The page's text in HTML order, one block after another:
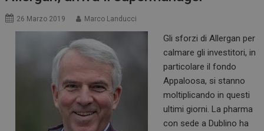
26 Marzo 2019 Marco Landucci
Gli sforzi di Allergan per
calmare gli investitori, in
particolare il fondo
Appaloosa, si stanno
moltiplicando in questi
ultimi giorni. La pharma
con sede a Dublino ha